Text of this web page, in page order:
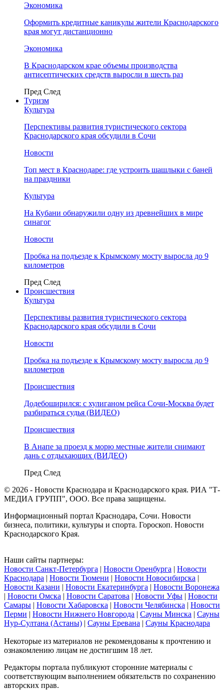
Экономика
Оформить кредитные каникулы жители Краснодарского
края могут дистанционно
Экономика
В Краснодарском крае объемы производства
антисептических средств выросли в шесть раз
Пред След
Туризм
Культура
Перспективы развития туристического сектора
Краснодарского края обсудили в Сочи
Новости
Топ мест в Краснодаре: где устроить шашлыки с баней
на праздники
Культура
На Кубани обнаружили одну из древнейших в мире
синагог
Новости
Пробка на подъезде к Крымскому мосту выросла до 9
километров
Пред След
Происшествия
Культура
Перспективы развития туристического сектора
Краснодарского края обсудили в Сочи
Новости
Пробка на подъезде к Крымскому мосту выросла до 9
километров
Происшествия
Додебоширился: с хулиганом рейса Сочи-Москва будет
разбираться судья (ВИДЕО)
Происшествия
В Анапе за проезд к морю местные жители снимают
дань с отдыхающих (ВИДЕО)
Пред След
© 2026 - Новости Краснодара и Краснодарского края. РИА "Т-
МЕДИА ГРУПП", ООО. Все права защищены.
Информационный портал Краснодара, Сочи. Новости
бизнеса, политики, культуры и спорта. Гороскоп. Новости
Краснодарского Края.
Наши сайты партнеры:
Новости Санкт-Петербурга | Новости Оренбурга | Новости
Краснодара | Новости Тюмени | Новости Новосибирска |
Новости Казани | Новости Екатеринбурга | Новости Воронежа
| Новости Омска | Новости Саратова | Новости Уфы | Новости
Самары | Новости Хабаровска | Новости Челябинска | Новости
Перми | Новости Нижнего Новгорода | Сауны Минска | Сауны
Нур-Султана (Астаны) | Сауны Еревана | Сауны Краснодара
Некоторые из материалов не рекомендованы к прочтению и
ознакомлению лицам не достигшим 18 лет.
Редакторы портала публикуют сторонние материалы с
соответствующим выполнением обязательств по сохранению
авторских прав.